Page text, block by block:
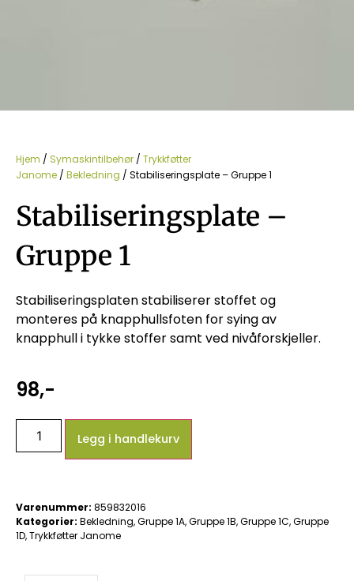
Hjem / Symaskintilbehør / Trykkføtter
Janome / Bekledning / Stabiliseringsplate – Gruppe 1
Stabiliseringsplate –
Gruppe 1
Stabiliseringsplaten stabiliserer stoffet og
monteres på knapphullsfoten for sying av
knapphull i tykke stoffer samt ved nivåforskjeller.
98,-
Legg i handlekurv
Varenummer: 859832016
Kategorier: Bekledning,Gruppe 1A,Gruppe 1B,Gruppe 1C,Gruppe
1D,Trykkføtter Janome